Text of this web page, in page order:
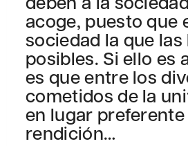
acoge, puesto que
sociedad la que las
posibles. Si ello es
es que entre los
cometidos de la
en lugar
rendición…